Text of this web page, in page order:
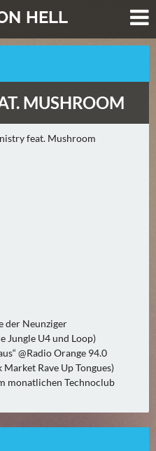
N HELL
MUSHROOM
der Neunziger
Jungle U4 und Loop)
@Radio Orange 94.0
Rave Up Tongues)
monatlichen Technoclub